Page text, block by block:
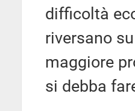
difficoltà
riversano
maggiore
si debba